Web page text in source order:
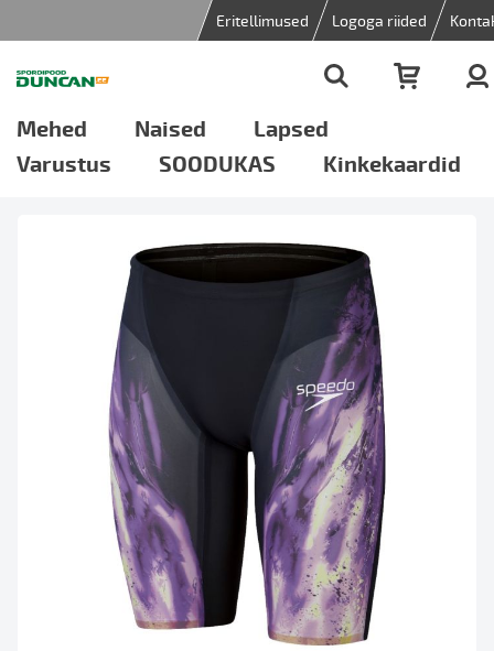
Eritellimused Logoga riided
Mehed Naised
Lapsed
Varustus
SOODUKAS Kinkekaardid